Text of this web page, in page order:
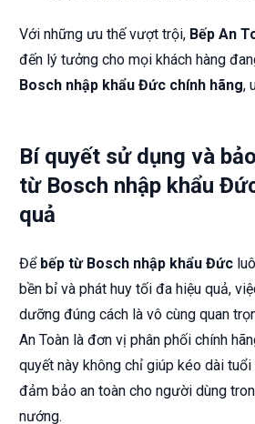
Với những ưu thế vượt trội, Bếp An
đến lý tưởng cho mọi khách hàng
Bosch nhập khẩu Đức chính hãng,
Bí quyết sử dụng và
từ Bosch nhập khẩu
quả
Để bếp từ Bosch nhập khẩu Đức
bền bỉ và phát huy tối đa hiệu quả,
dưỡng đúng cách là vô cùng quan
An Toàn là đơn vị phân phối chính
quyết này không chỉ giúp kéo dài tuổi
đảm bảo an toàn cho người dùng
nướng.